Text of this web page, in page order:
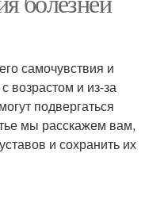
самочувствия и
возрастом и из-за
подвергаться
мы расскажем вам,
и сохранить их